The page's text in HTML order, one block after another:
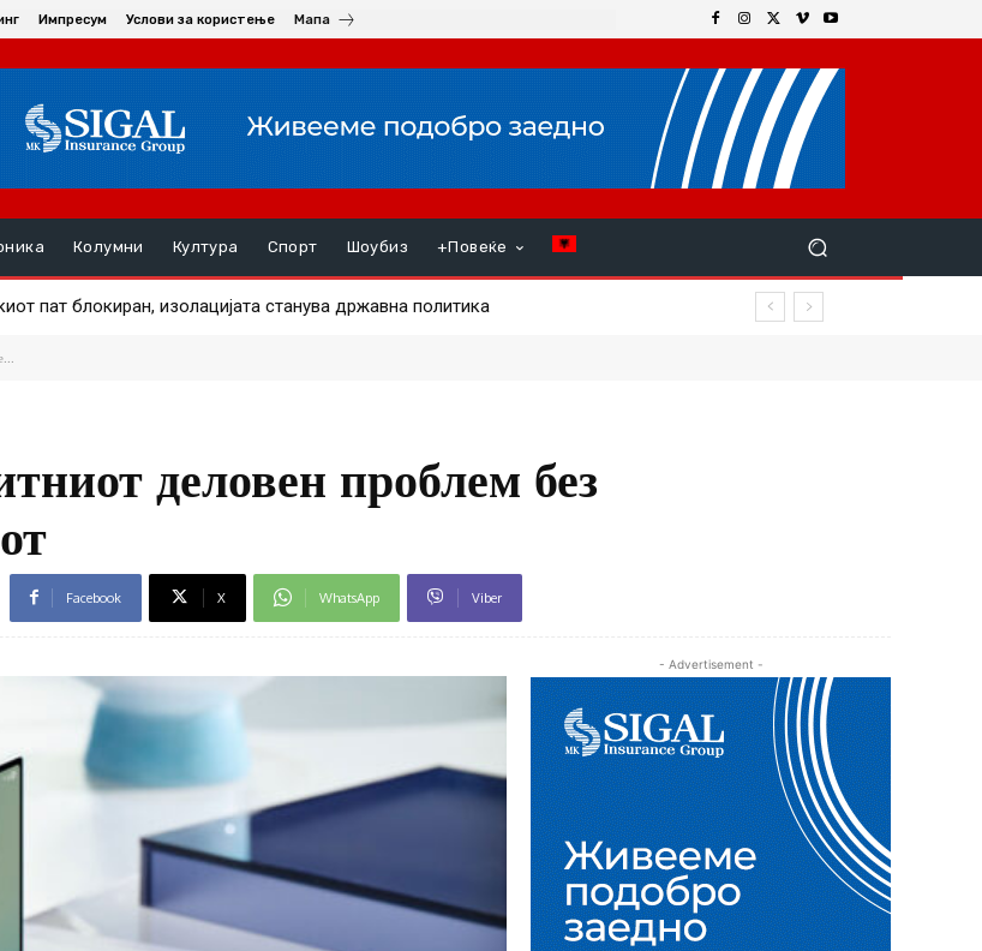
Импресум Услови за користење Мапа
Колумни Култура Спорт Шоубиз +Повеќе
пациенти: Недозволиво е повторно да нема терапија
пат блокиран, изолацијата станува државна политика
деловен проблем без
Facebook X WhatsApp Viber
- Advertisement -